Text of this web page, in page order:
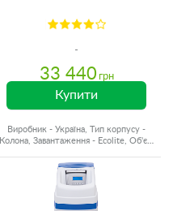
33 440 грн
Купити
Виробник - Україна, Тип корпусу -
Колона, Завантаження - Ecolite, Об'єм